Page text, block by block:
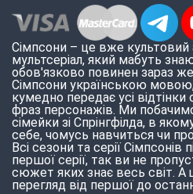
Сімпсони – це вже
мультсеріал, який мабуть
обов'язково повинен зараз
Сімпсони українською
кумедно передає усі відтінки
фраз персонажів. Ми
сімейки зі Спрінгфілда, в
себе, чомусь навчиться чи
Всі сезони та серії Сімпсонів
першої серії, так ви не
сюжет яких знає весь світ.
перегляд від першої до